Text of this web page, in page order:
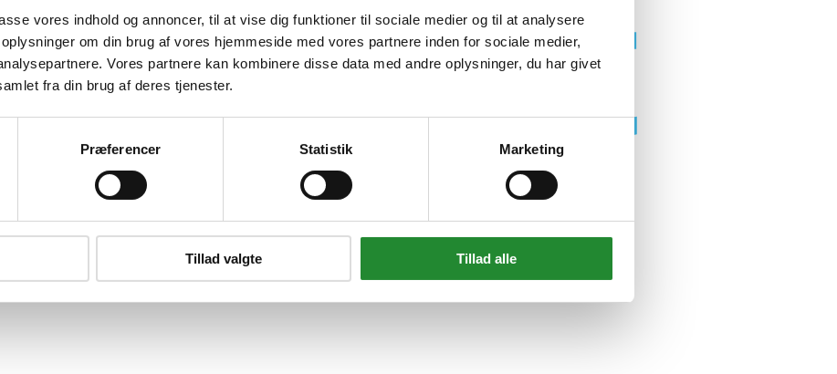
vores indhold og annoncer, til at vise dig funktioner til sociale medier og til at analysere
om din brug af vores hjemmeside med vores partnere inden for sociale medier,
Vores partnere kan kombinere disse data med andre oplysninger, du har givet
fra din brug af deres tjenester.
Præferencer Statistik Marketing
Tillad valgte Tillad alle
til Monarch™ / Royal™